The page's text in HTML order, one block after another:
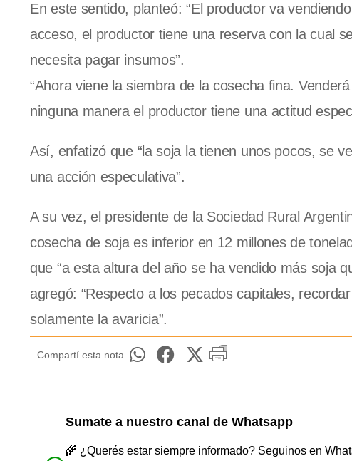
En este sentido, planteó: “El productor va
acceso, el productor tiene una reserva con la cual
necesita pagar insumos”.
“Ahora viene la siembra de la cosecha fina.
ninguna manera el productor tiene una actitud
Así, enfatizó que “la soja la tienen unos pocos, se
una acción especulativa”.
A su vez, el presidente de la Sociedad Rural
cosecha de soja es inferior en 12 millones de
que “a esta altura del año se ha vendido más soja
agregó: “Respecto a los pecados capitales,
solamente la avaricia”.
Compartí esta nota
Sumate a nuestro canal de Whatsapp
🌾 ¿Querés estar siempre informado? Seguinos en